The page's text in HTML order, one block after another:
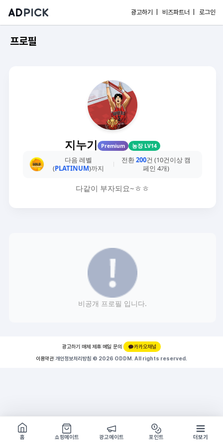
광고하기 | 비즈파트너 | 로그인
프로필
지누기 Premium 농장 LV14
다음 레벨
(PLATINUM)까지
전환200건 (10건이상 캠
페인 4개)
다같이 부자되요~ㅎㅎ
비공개 프로필 입니다.
광고하기 매체 제휴 메일 문의 |
카카오채널
이용약관 개인정보처리방침 © 2026 ODDM. All rights reserved.
쇼핑몰 구경하기
방문시 1G
홈
쇼핑메이트 광고메이트 포인트 더보기